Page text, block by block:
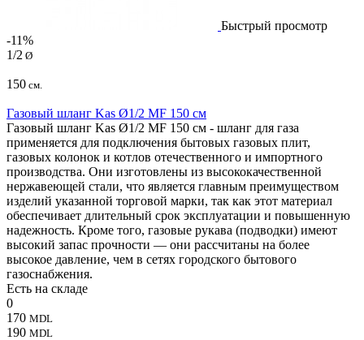
Быстрый просмотр
-11%
1/2 Ø
150 см.
Газовый шланг Kas Ø1/2 MF 150 см
Газовый шланг Kas Ø1/2 MF 150 см - шланг для газа
применяется для подключения бытовых газовых плит,
газовых колонок и котлов отечественного и импортного
производства. Они изготовлены из высококачественной
нержавеющей стали, что является главным преимуществом
изделий указанной торговой марки, так как этот материал
обеспечивает длительный срок эксплуатации и повышенную
надежность. Кроме того, газовые рукава (подводки) имеют
высокий запас прочности — они рассчитаны на более
высокое давление, чем в сетях городского бытового
газоснабжения.
Есть на складе
0
170 MDL
190 MDL